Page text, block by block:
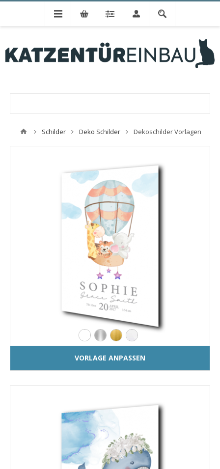
Schilder Deko Schilder Dekoschilder Vorlagen
VORLAGE ANPASSEN